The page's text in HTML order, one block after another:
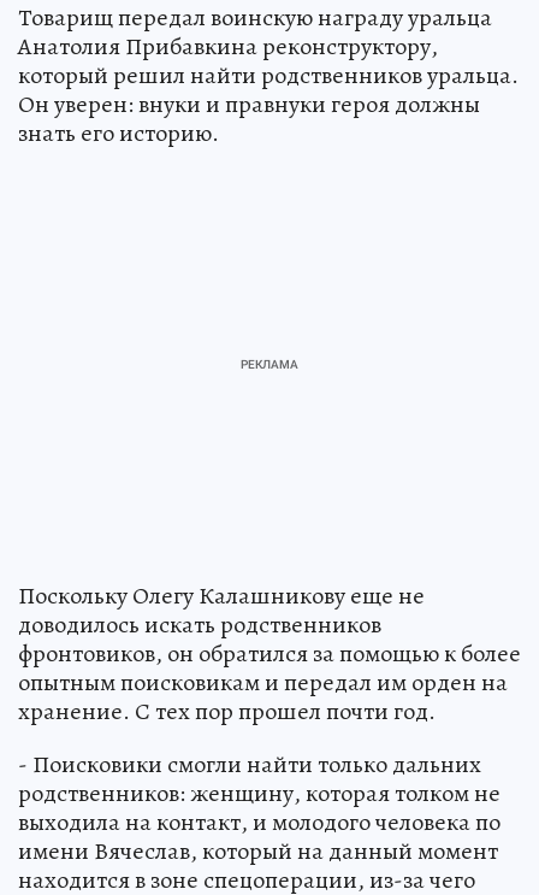
Товарищ передал воинскую награду уральца
Анатолия Прибавкина реконструктору,
который решил найти родственников уральца.
Он уверен: внуки и правнуки героя должны
знать его историю.
Поскольку Олегу Калашникову еще не
доводилось искать родственников
фронтовиков, он обратился за помощью к более
опытным поисковикам и передал им орден на
хранение. С тех пор прошел почти год.
- Поисковики смогли найти только дальних
родственников: женщину, которая толком не
выходила на контакт, и молодого человека по
имени Вячеслав, который на данный момент
находится в зоне спецоперации, из-за чего